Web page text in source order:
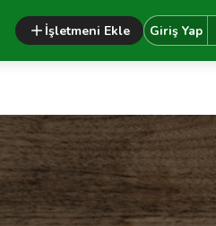
İşletmeni Ekle Giriş Yap